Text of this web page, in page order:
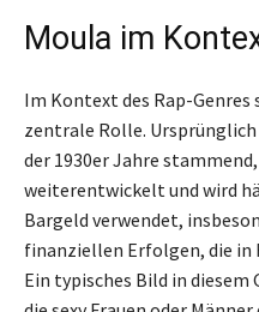
Moula im
Im Kontext des Rap-Genres
zentrale Rolle.
der 1930er Jahre stammend,
weiterentwickelt und wird
Bargeld verwendet,
finanziellen Erfolgen, die in
Ein typisches Bild in diesem